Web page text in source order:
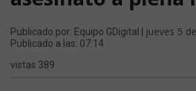
Publicado por: Equipo GDigital | jueves 5
Publicado a las: 07:14
vistas 389